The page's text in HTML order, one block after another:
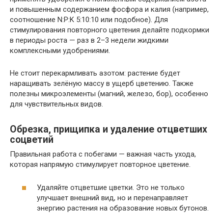
и повышенным содержанием фосфора и калия (например,
соотношение N:P:K 5:10:10 или подобное). Для
стимулирования повторного цветения делайте подкормки
в периоды роста — раз в 2–3 недели жидкими
комплексными удобрениями.
Не стоит перекармливать азотом: растение будет
наращивать зелёную массу в ущерб цветению. Также
полезны микроэлементы (магний, железо, бор), особенно
для чувствительных видов.
Обрезка, прищипка и удаление отцветших
соцветий
Правильная работа с побегами — важная часть ухода,
которая напрямую стимулирует повторное цветение.
Удаляйте отцветшие цветки. Это не только
улучшает внешний вид, но и перенаправляет
энергию растения на образование новых бутонов.